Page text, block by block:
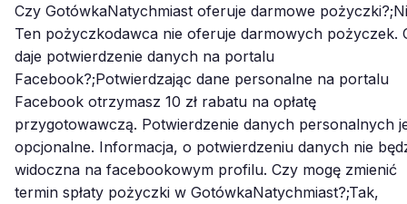
Czy GotówkaNatychmiast oferuje darmowe
Ten pożyczkodawca nie oferuje darmowych pożyczek.
daje potwierdzenie danych na portalu
Facebook?;Potwierdzając dane personalne na portalu
Facebook otrzymasz 10 zł rabatu na opłatę
przygotowawczą. Potwierdzenie danych personalnych
opcjonalne. Informacja, o potwierdzeniu danych nie
widoczna na facebookowym profilu. Czy mogę zmienić
termin spłaty pożyczki w GotówkaNatychmiast?;Tak,